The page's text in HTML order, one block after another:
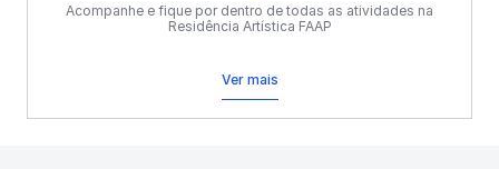
Acompanhe e fique por dentro de todas as atividades na
Residência Artística FAAP
Ver mais